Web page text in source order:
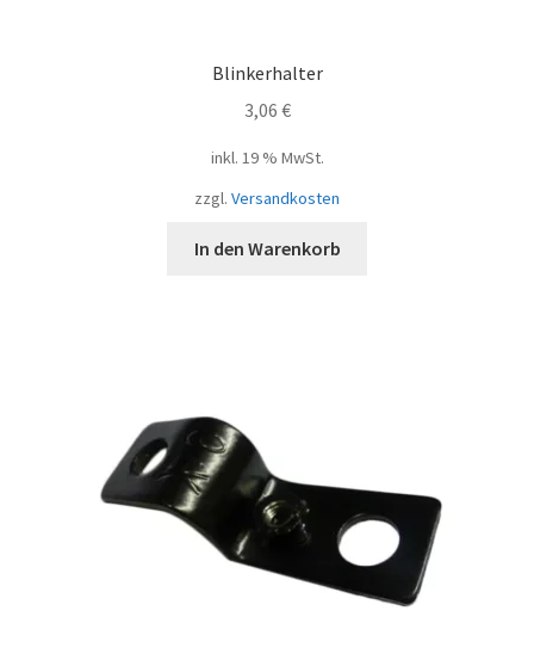
Blinkerhalter
3,06 €
inkl. 19 % MwSt.
zzgl. Versandkosten
In den Warenkorb